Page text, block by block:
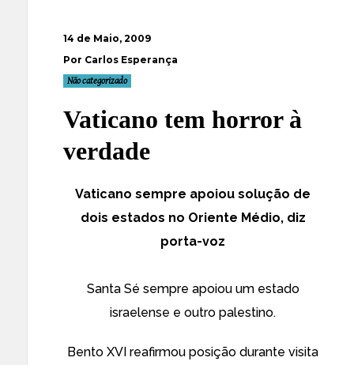
14 de Maio, 2009
Por Carlos Esperança
Não categorizado
Vaticano tem horror à
verdade
Vaticano sempre apoiou solução de
dois estados no Oriente Médio, diz
porta-voz
Santa Sé sempre apoiou um estado
israelense e outro palestino.
Bento XVI reafirmou posição durante visita